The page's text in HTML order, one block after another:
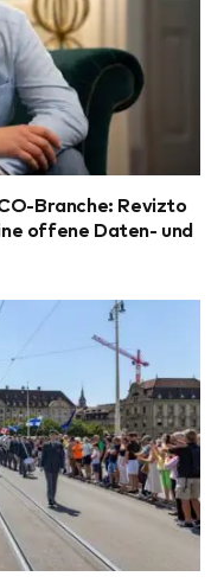
Branche: Revizto
offene Daten- und